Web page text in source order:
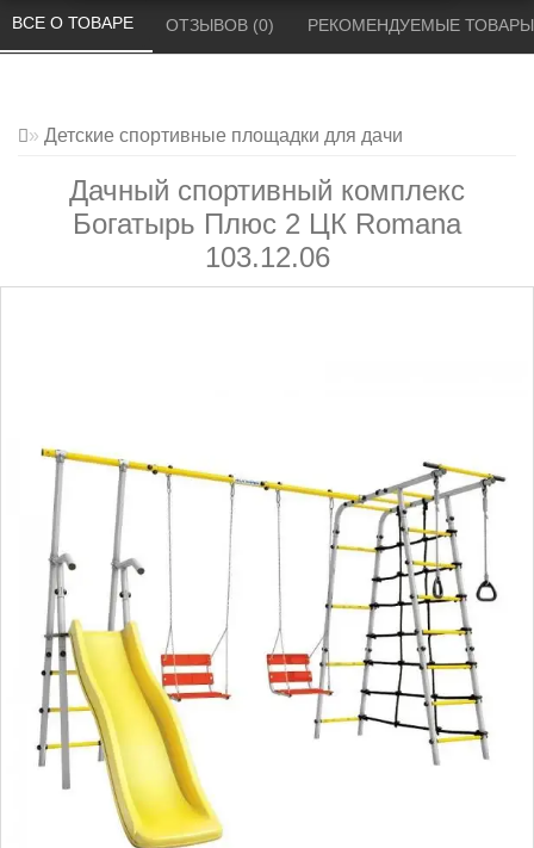
Детские спортивные площадки для дачи
Дачный спортивный комплекс
Богатырь Плюс 2 ЦК Romana
103.12.06
ВСЕ О ТОВАРЕ ОТЗЫВОВ (0) РЕКОМЕНДУЕМЫЕ